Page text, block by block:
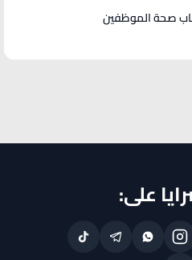
صحة الموظفين
على: